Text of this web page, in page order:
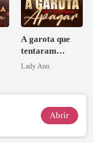
A garota que
tentaram
apagar
Lady Ann
Abrir